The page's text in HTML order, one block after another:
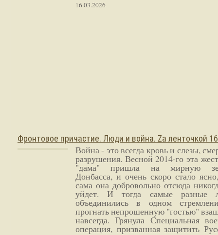
16.03.2026
Фронтовое причастие. Люди и война. Zа ленточкой
Война - это всегда кровь и слезы,
разрушения. Весной 2014-го эта
"дама" пришла на мирную
Донбасса, и очень скоро стало
сама она добровольно отсюда
уйдет. И тогда самые разные
объединились в одном
прогнать непрошенную "гостью"
навсегда. Грянула Специальная
операция, призванная защитить